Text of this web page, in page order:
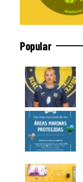
Popular